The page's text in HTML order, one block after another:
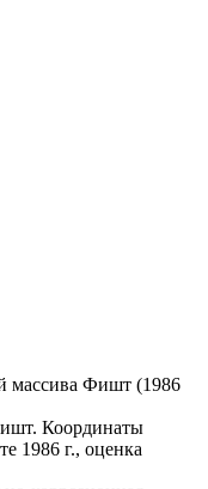
массива Фишт (1986
Координаты
1986 г., оценка